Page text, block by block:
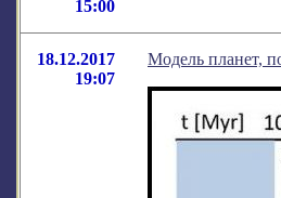
15:00
18.12.2017
19:07
Модель планет,